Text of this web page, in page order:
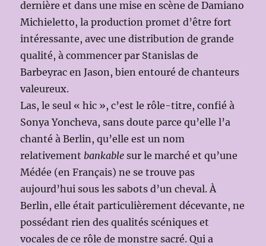
dernière et dans une mise en scène de Damiano
Michieletto, la production promet d’être fort
intéressante, avec une distribution de grande
qualité, à commencer par Stanislas de
Barbeyrac en Jason, bien entouré de chanteurs
valeureux.
Las, le seul « hic », c’est le rôle-titre, confié à
Sonya Yoncheva, sans doute parce qu’elle l’a
chanté à Berlin, qu’elle est un nom
relativement bankable sur le marché et qu’une
Médée (en Français) ne se trouve pas
aujourd’hui sous les sabots d’un cheval. À
Berlin, elle était particulièrement décevante, ne
possédant rien des qualités scéniques et
vocales de ce rôle de monstre sacré. Qui a